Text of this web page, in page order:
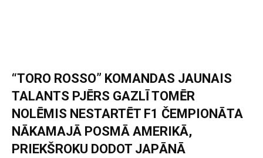
“TORO ROSSO” KOMANDAS JAUNAIS
TALANTS PJĒRS GAZLĪ TOMĒR
NOLĒMIS NESTARTĒT F1 ČEMPIONĀTA
NĀKAMAJĀ POSMĀ AMERIKĀ,
PRIEKŠROKU DODOT JAPĀNĀ